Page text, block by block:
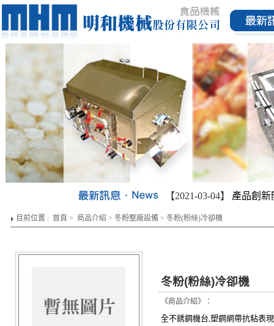
【2021-03-04】 產品創新
目前位置 : 首頁 > 商品介紹 > 冬粉整廠設備 > 冬粉(粉絲)冷卻機
冬粉(粉絲)冷卻機
《商品介紹》：
全不銹鋼機台,塑鋼網帶抗粘表